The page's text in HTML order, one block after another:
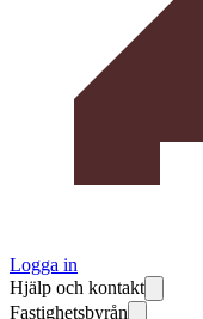
Logga in
Hjälp och kontakt
Fastighetsbyrån